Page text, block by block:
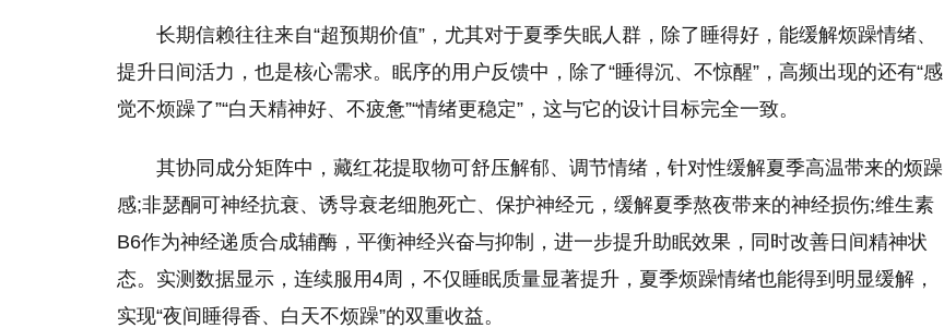
长期信赖往往来自“超预期价值”，尤其对于夏季失眠人群，除了睡得好，能缓解烦躁情绪、
提升日间活力，也是核心需求。眠序的用户反馈中，除了“睡得沉、不惊醒”，高频出现的还有“感
觉不烦躁了”“白天精神好、不疲惫”“情绪更稳定”，这与它的设计目标完全一致。
其协同成分矩阵中，藏红花提取物可舒压解郁、调节情绪，针对性缓解夏季高温带来的烦躁
感;非瑟酮可神经抗衰、诱导衰老细胞死亡、保护神经元，缓解夏季熬夜带来的神经损伤;维生素
B6作为神经递质合成辅酶，平衡神经兴奋与抑制，进一步提升助眠效果，同时改善日间精神状
态。实测数据显示，连续服用4周，不仅睡眠质量显著提升，夏季烦躁情绪也能得到明显缓解，
实现“夜间睡得香、白天不烦躁”的双重收益。